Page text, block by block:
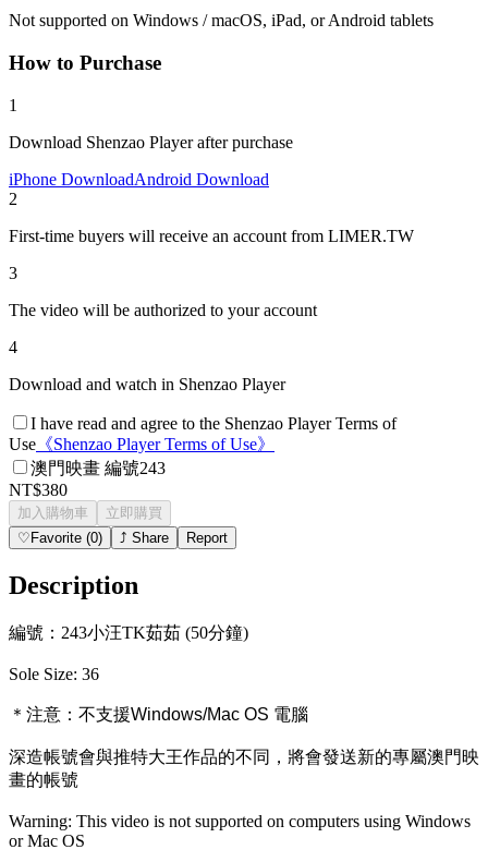
Not supported on Windows / macOS, iPad, or Android tablets
How to Purchase
1
Download Shenzao Player after purchase
iPhone DownloadAndroid Download
2
First-time buyers will receive an account from LIMER.TW
3
The video will be authorized to your account
4
Download and watch in Shenzao Player
I have read and agree to the Shenzao Player Terms of
Use 《Shenzao Player Terms of Use》
澳門映畫 編號243
NT$380
加入購物車
立即購買
♡ Favorite (0) ⤴ Share Report
Description
編號：243小汪TK茹茹 (50分鐘)
Sole Size: 36
＊注意： 不支援Windows/Mac OS 電腦
深造帳號會與推特大王作品的不同，將會發送新的專屬澳門映
畫的帳號
Warning: This video is not supported on computers using Windows
or Mac OS